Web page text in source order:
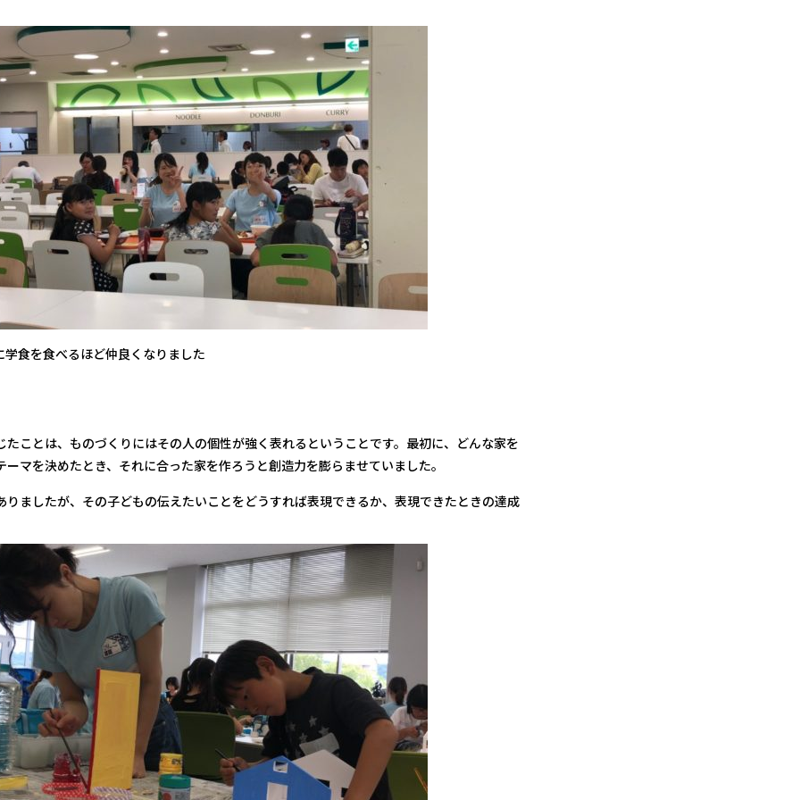
学食を食べるほど仲良くなりました
たことは、ものづくりにはその人の個性が強く表れるということです。最初に、どんな家を
マを決めたとき、それに合った家を作ろうと創造力を膨らませていました。
りましたが、その子どもの伝えたいことをどうすれば表現できるか、表現できたときの達成